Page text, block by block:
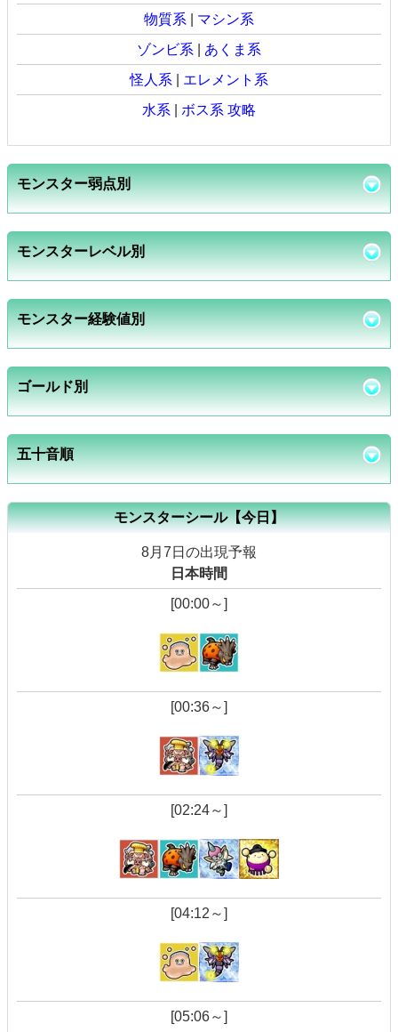
物質系
マシン系
ゾンビ系
あくま系
怪人系
エレメント系
水系
ボス系 攻略
モンスター弱点別
モンスターレベル別
モンスター経験値別
ゴールド別
五十音順
モンスターシール【今日】
8月7日の出現予報
日本時間
[00:00～]
[00:36～]
[02:24～]
[04:12～]
[05:06～]